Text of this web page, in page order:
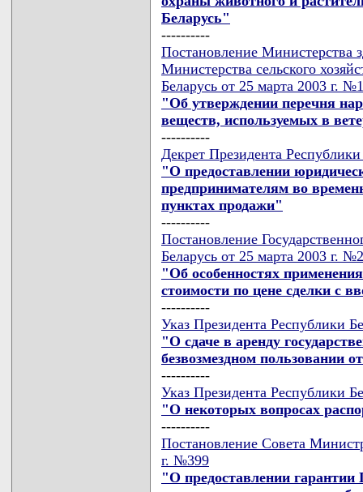
Беларусь"
----------
Постановление Министерства
Министерства сельского
Беларусь от 25 марта 2003 г.
"Об утверждении перечня
веществ, используемых в
----------
Декрет Президента
"О предоставлении
предпринимателям во
пунктах продажи"
----------
Постановление
Беларусь от 25 марта 2003 г.
"Об особенностях
стоимости по цене сделки с
----------
Указ Президента Республики
"О сдаче в аренду
безвозмездном пользовании
----------
Указ Президента Республики
"О некоторых вопросах
----------
Постановление Совета
г. №399
"О предоставлении гарантии